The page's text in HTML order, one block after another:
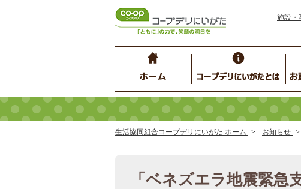
施設・
生活協同組合コープデリにいがた ホーム お知らせ
「ベネズエラ地震緊急